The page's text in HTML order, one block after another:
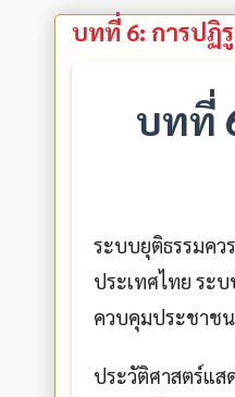
บทที่ 6: การปฏิ
บทที่
ระบบยุติธรรมคว
ประเทศไทย ระ
ควบคุมประชาชน
ประวัติศาสตร์แ